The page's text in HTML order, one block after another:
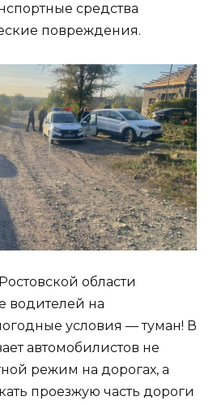
средства
повреждения.
области
водителей на
условия — туман! В
автомобилистов не
режим на дорогах, а
проезжую часть дороги